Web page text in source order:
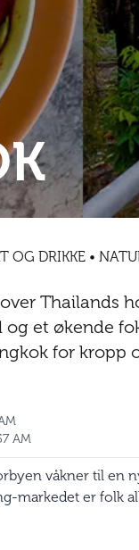
OG DRIKKE •
Thailands
et økende
for kropp
AM
våkner til en
markedet er folk